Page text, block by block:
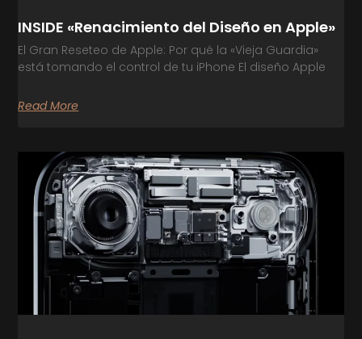
INSIDE «Renacimiento del Diseño en Apple»
El Gran Reseteo de Apple: Por qué la «Vieja Guardia»
está tomando el control de tu iPhone El diseño Apple
Read More